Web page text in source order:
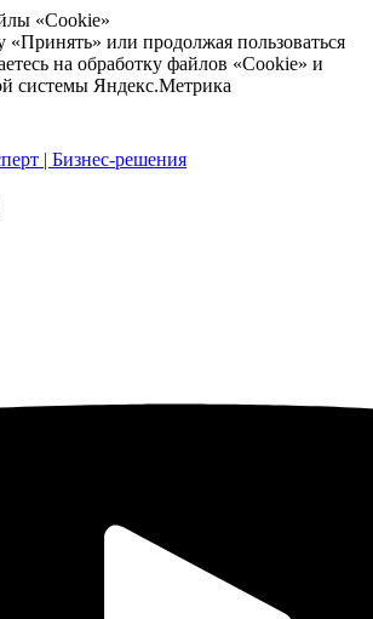
«Cookie»
или продолжая пользоваться
на обработку файлов «Cookie» и
системы Яндекс.Метрика
| Бизнес-решения